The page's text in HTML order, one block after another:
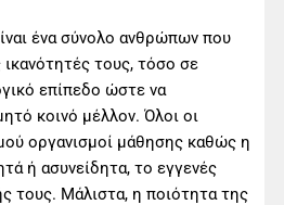
ένα σύνολο ανθρώπων που
τους, τόσο σε
επίπεδο ώστε να
κοινό μέλλον. Όλοι οι
οργανισμοί μάθησης καθώς η
ή ασυνείδητα, το εγγενές
τους. Μάλιστα, η ποιότητα της